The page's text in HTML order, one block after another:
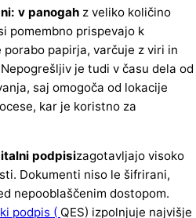
v panogah z veliko količino
pomembno prispevajo k
papirja, varčuje z viri in
je tudi v času dela od
saj omogoča od lokacije
kar je koristno za
podpisizagotavljajo visoko
Dokumenti niso le šifrirani,
nepooblaščenim dostopom.
podpis ( QES) izpolnjuje najvišje